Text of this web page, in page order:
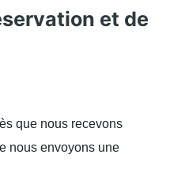
et de
que nous recevons
nous envoyons une